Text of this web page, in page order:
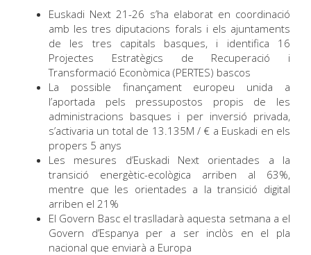
Euskadi Next 21-26 s’ha elaborat en coordinació
amb les tres diputacions forals i els ajuntaments
de les tres capitals basques, i identifica 16
Projectes Estratègics de Recuperació i
Transformació Econòmica (PERTES) bascos
La possible finançament europeu unida a
l’aportada pels pressupostos propis de les
administracions basques i per inversió privada,
s’activaria un total de 13.135M / € a Euskadi en els
propers 5 anys
Les mesures d’Euskadi Next orientades a la
transició energètic-ecològica arriben al 63%,
mentre que les orientades a la transició digital
arriben el 21%
El Govern Basc el traslladarà aquesta setmana a el
Govern d’Espanya per a ser inclòs en el pla
nacional que enviarà a Europa